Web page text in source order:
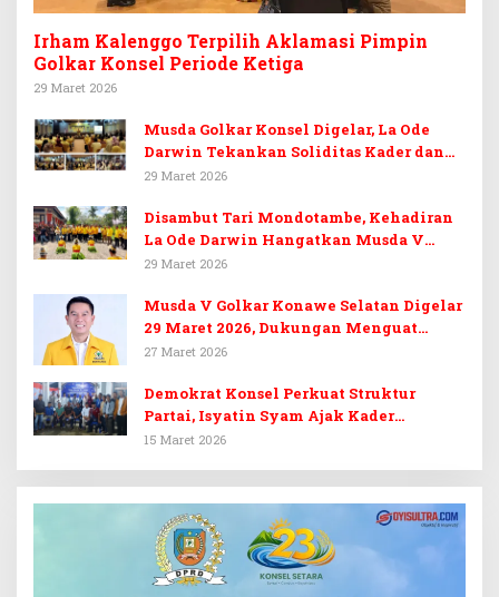
Irham Kalenggo Terpilih Aklamasi Pimpin
Golkar Konsel Periode Ketiga
29 Maret 2026
Musda Golkar Konsel Digelar, La Ode
Darwin Tekankan Soliditas Kader dan
Target 14 Kursi DPRD Konawe Selatan
29 Maret 2026
Disambut Tari Mondotambe, Kehadiran
La Ode Darwin Hangatkan Musda V
Golkar Konsel
29 Maret 2026
Musda V Golkar Konawe Selatan Digelar
29 Maret 2026, Dukungan Menguat
untuk Irham Kalenggo
27 Maret 2026
Demokrat Konsel Perkuat Struktur
Partai, Isyatin Syam Ajak Kader
Kembalikan Kejayaan
15 Maret 2026